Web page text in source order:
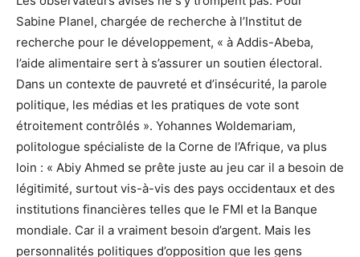
Sabine Planel, chargée de recherche à l’Institut de
recherche pour le développement, « à Addis-Abeba,
l’aide alimentaire sert à s’assurer un soutien électoral.
Dans un contexte de pauvreté et d’insécurité, la parole
politique, les médias et les pratiques de vote sont
étroitement contrôlés ». Yohannes Woldemariam,
politologue spécialiste de la Corne de l’Afrique, va plus
loin : « Abiy Ahmed se prête juste au jeu car il a besoin de
légitimité, surtout vis-à-vis des pays occidentaux et des
institutions financières telles que le FMI et la Banque
mondiale. Car il a vraiment besoin d’argent. Mais les
personnalités politiques d’opposition que les gens